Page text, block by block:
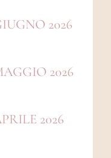
2026
2026
2026